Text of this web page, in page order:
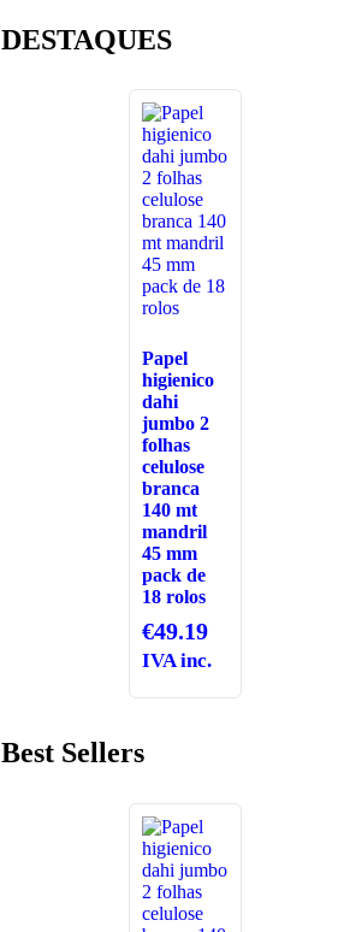
DESTAQUES
Papel
higienico
dahi
jumbo 2
folhas
celulose
branca
140 mt
mandril
45 mm
pack de
18 rolos
€49.19
IVA inc.
Best Sellers